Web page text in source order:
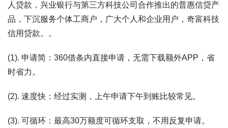
人贷款，兴业银行与第三方科技公司合作推出的普惠信贷产
品，下沉服务个体工商户，广大个人和企业用户，奇富科技
信用贷款。。
(1). 申请简：360借条内直接申请，无需下载额外APP，省
时省力。
(2). 速度快：经过实测，上午申请下午到账比较常见。
(3). 可循环：最高30万额度可循环支取，不用反复申请。